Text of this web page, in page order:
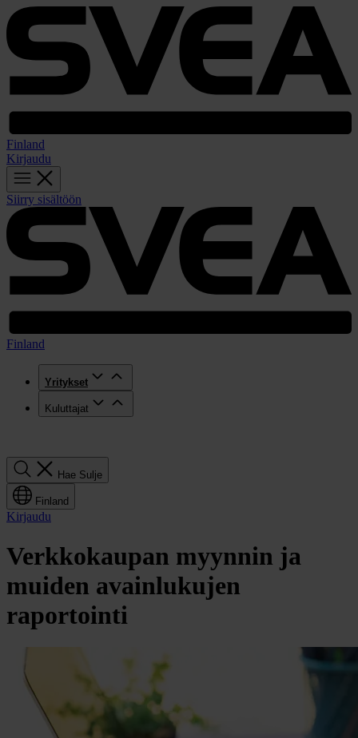
Finland
Kirjaudu
Siirry sisältöön
Finland
Yritykset
Kuluttajat
Hae Sulje
Finland
Kirjaudu
Verkkokaupan myynnin ja
muiden avainlukujen
raportointi